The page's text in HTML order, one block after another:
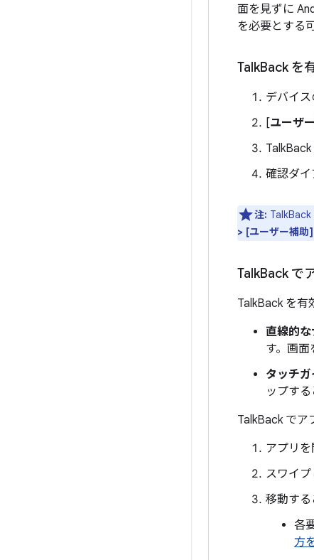
面を見ずに
を必要とする
TalkBack を
デバイス
[ユーザ
確認ダ
注: TalkBack
> [ユーザー補
TalkBack で
TalkBack を有
直線的
す。画面
タッチガ
ップす
TalkBack でア
アプリを
スワイプ
移動する
各
方